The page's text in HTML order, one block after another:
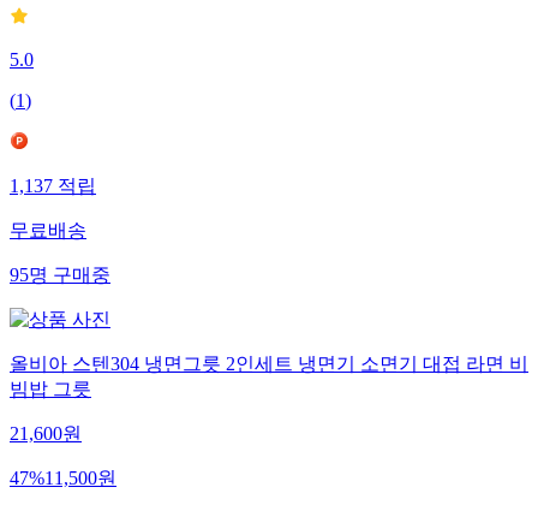
5.0
(1)
1,137적립
무료배송
95명구매중
올비아 스텐304 냉면그릇 2인세트 냉면기 소면기 대접 라면 비
빔밥 그릇
21,600원
47%11,500원